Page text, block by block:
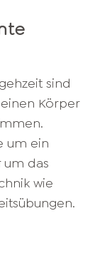
sind
Körper
um ein
das
wie